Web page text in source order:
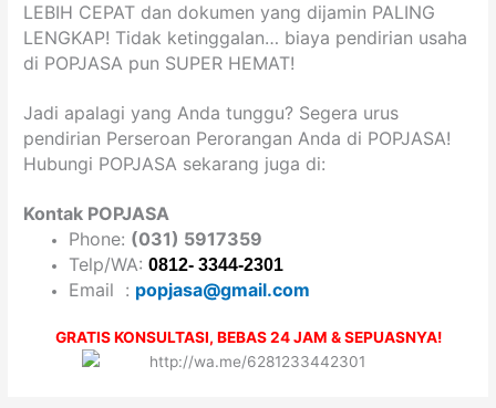
LEBIH CEPAT dan dokumen yang dijamin PALING
LENGKAP! Tidak ketinggalan… biaya pendirian usaha
di POPJASA pun SUPER HEMAT!
Jadi apalagi yang Anda tunggu? Segera urus
pendirian Perseroan Perorangan Anda di POPJASA!
Hubungi POPJASA sekarang juga di:
Kontak POPJASA
Phone: (031) 5917359
Telp/WA:0812- 3344-2301
Email : popjasa@gmail.com
GRATIS KONSULTASI, BEBAS 24 JAM & SEPUASNYA!